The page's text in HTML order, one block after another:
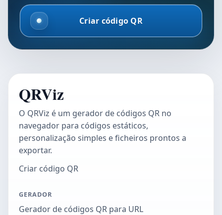
Criar código QR
QRViz
O QRViz é um gerador de códigos QR no
navegador para códigos estáticos,
personalização simples e ficheiros prontos a
exportar.
Criar código QR
GERADOR
Gerador de códigos QR para URL